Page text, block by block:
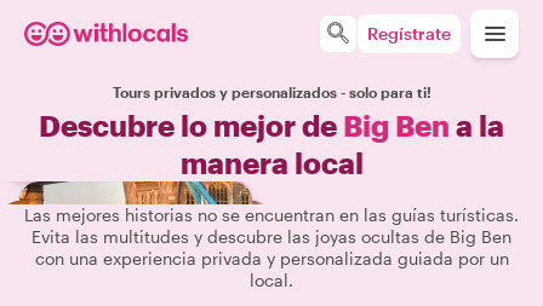
Regístrate
Tours privados y personalizados - solo para ti!
Descubre lo mejor de Big Ben a la
manera local
Las mejores historias no se encuentran en las guías turísticas.
Evita las multitudes y descubre las joyas ocultas de Big Ben
con una experiencia privada y personalizada guiada por un
local.